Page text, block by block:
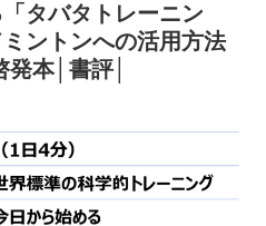
タバタトレーニン
ントンへの活用方法
発本│書評│